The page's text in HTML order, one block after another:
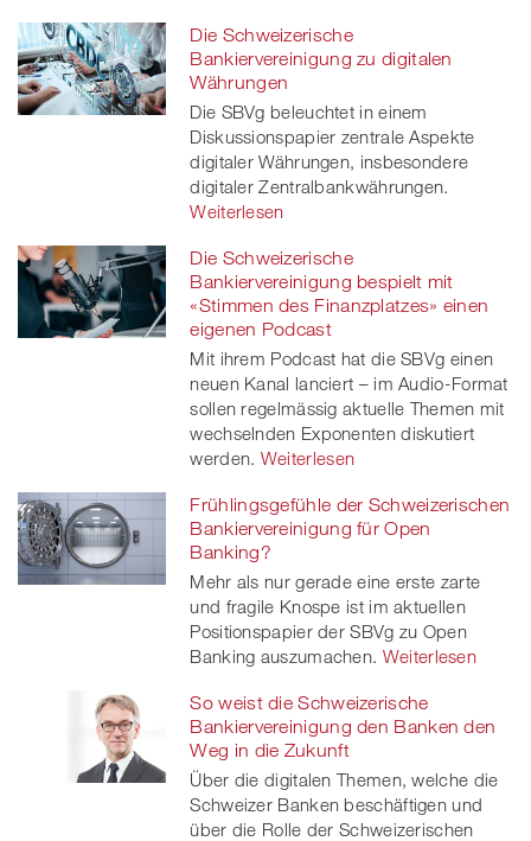
Die Schweizerische
Bankiervereinigung zu digitalen
Währungen
Die SBVg beleuchtet in einem
Diskussionspapier zentrale Aspekte
digitaler Währungen, insbesondere
digitaler Zentralbankwährungen.
Weiterlesen
Die Schweizerische
Bankiervereinigung bespielt mit
«Stimmen des Finanzplatzes» einen
eigenen Podcast
Mit ihrem Podcast hat die SBVg einen
neuen Kanal lanciert – im Audio-Format
sollen regelmässig aktuelle Themen mit
wechselnden Exponenten diskutiert
werden. Weiterlesen
Frühlingsgefühle der Schweizerischen
Bankiervereinigung für Open
Banking?
Mehr als nur gerade eine erste zarte
und fragile Knospe ist im aktuellen
Positionspapier der SBVg zu Open
Banking auszumachen. Weiterlesen
So weist die Schweizerische
Bankiervereinigung den Banken den
Weg in die Zukunft
Über die digitalen Themen, welche die
Schweizer Banken beschäftigen und
über die Rolle der Schweizerischen